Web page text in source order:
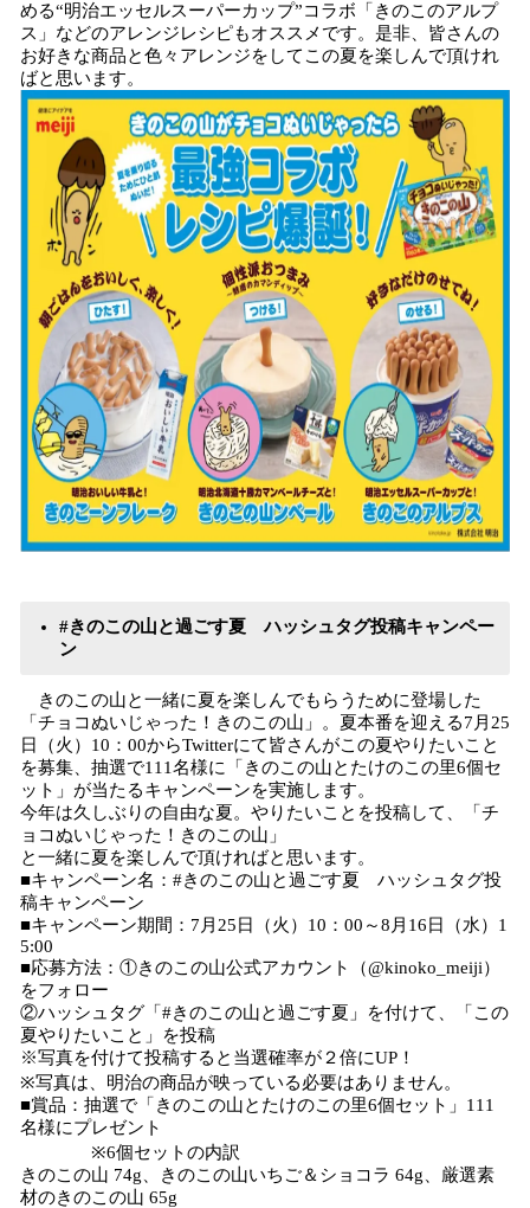
める“明治エッセルスーパーカップ”コラボ「きのこのアルプ
ス」などのアレンジレシピもオススメです。是非、皆さんの
お好きな商品と色々アレンジをしてこの夏を楽しんで頂けれ
ばと思います。
#きのこの山と過ごす夏 ハッシュタグ投稿キャンペー
ン
きのこの山と一緒に夏を楽しんでもらうために登場した
「チョコぬいじゃった！きのこの山」。夏本番を迎える7月25
日（火）10：00からTwitterにて皆さんがこの夏やりたいこと
を募集、抽選で111名様に「きのこの山とたけのこの里6個セ
ット」が当たるキャンペーンを実施します。
今年は久しぶりの自由な夏。やりたいことを投稿して、「チ
ョコぬいじゃった！きのこの山」
と一緒に夏を楽しんで頂ければと思います。
■キャンペーン名：#きのこの山と過ごす夏 ハッシュタグ投
稿キャンペーン
■キャンペーン期間：7月25日（火）10：00～8月16日（水）1
5:00
■応募方法：①きのこの山公式アカウント（@kinoko_meiji）
をフォロー
②ハッシュタグ「#きのこの山と過ごす夏」を付けて、「この
夏やりたいこと」を投稿
※写真を付けて投稿すると当選確率が２倍にUP！
※写真は、明治の商品が映っている必要はありません。
■賞品：抽選で「きのこの山とたけのこの里6個セット」111
名様にプレゼント
※6個セットの内訳
きのこの山 74g、きのこの山いちご＆ショコラ 64g、厳選素
材のきのこの山 65g